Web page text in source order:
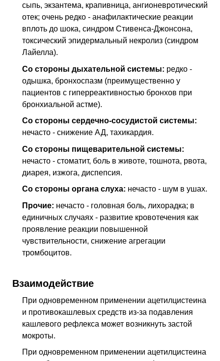
сыпь, экзантема, крапивница, ангионевротический
отек; очень редко - анафилактические реакции
вплоть до шока, синдром Стивенса-Джонсона,
токсический эпидермальный некролиз (синдром
Лайелла).
Со стороны дыхательной системы: редко -
одышка, бронхоспазм (преимущественно у
пациентов с гиперреактивностью бронхов при
бронхиальной астме).
Со стороны сердечно-сосудистой системы:
нечасто - снижение АД, тахикардия.
Со стороны пищеварительной системы:
нечасто - стоматит, боль в животе, тошнота, рвота,
диарея, изжога, диспепсия.
Со стороны органа слуха: нечасто - шум в ушах.
Прочие: нечасто - головная боль, лихорадка; в
единичных случаях - развитие кровотечения как
проявление реакции повышенной
чувствительности, снижение агрегации
тромбоцитов.
Взаимодействие
При одновременном применении ацетилцистеина
и противокашлевых средств из-за подавления
кашлевого рефлекса может возникнуть застой
мокроты.
При одновременном применении ацетилцистеина